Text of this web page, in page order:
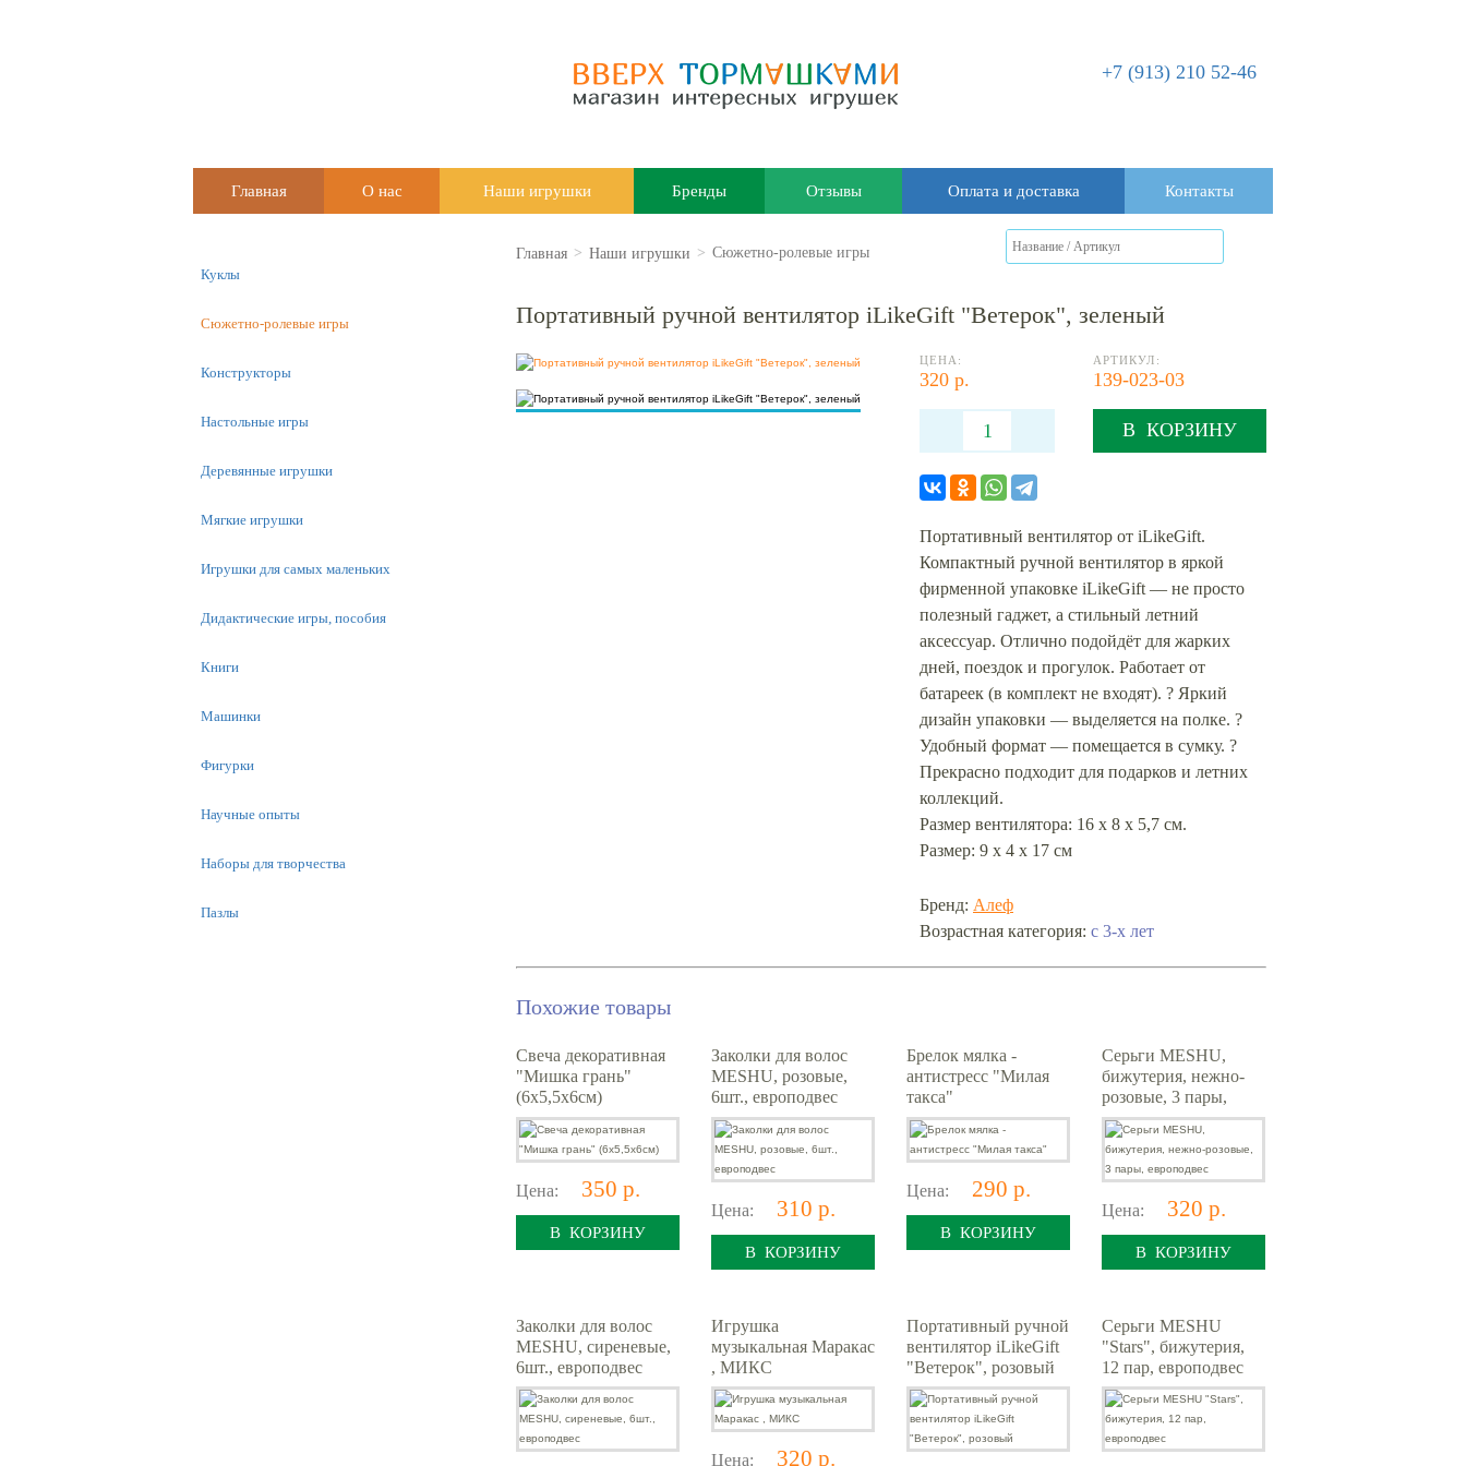
+7 (913) 210 52-46
Главная О нас Наши игрушки Бренды Отзывы Оплата и доставка Контакты
Главная > Наши игрушки > Сюжетно-ролевые игры
Портативный ручной вентилятор iLikeGift "Ветерок", зеленый
ЦЕНА:
320 р.
АРТИКУЛ:
139-023-03
В КОРЗИНУ
Портативный вентилятор от iLikeGift.
Компактный ручной вентилятор в яркой
фирменной упаковке iLikeGift — не просто
полезный гаджет, а стильный летний
аксессуар. Отлично подойдёт для жарких
дней, поездок и прогулок. Работает от
батареек (в комплект не входят). ? Яркий
дизайн упаковки — выделяется на полке. ?
Удобный формат — помещается в сумку. ?
Прекрасно подходит для подарков и летних
коллекций.
Размер вентилятора: 16 x 8 x 5,7 см.
Размер: 9 х 4 х 17 см
Бренд: Алеф
Возрастная категория: с 3-х лет
Похожие товары
Свеча декоративная
"Мишка грань"
(6х5,5х6см)
Цена: 350 р.
В КОРЗИНУ
Заколки для волос
MESHU, розовые,
6шт., европодвес
Цена: 310 р.
В КОРЗИНУ
Брелок мялка -
антистресс "Милая
такса"
Цена: 290 р.
В КОРЗИНУ
Серьги MESHU,
бижутерия, нежно-
розовые, 3 пары,
европодвес
Цена: 320 р.
В КОРЗИНУ
Заколки для волос
MESHU, сиреневые,
6шт., европодвес
Игрушка
музыкальная Маракас
, МИКС
Цена: 320 р.
Портативный ручной
вентилятор iLikeGift
"Ветерок", розовый
Серьги MESHU
"Stars", бижутерия,
12 пар, европодвес
Куклы
Сюжетно-ролевые игры
Конструкторы
Настольные игры
Деревянные игрушки
Мягкие игрушки
Игрушки для самых маленьких
Дидактические игры, пособия
Книги
Машинки
Фигурки
Научные опыты
Наборы для творчества
Пазлы